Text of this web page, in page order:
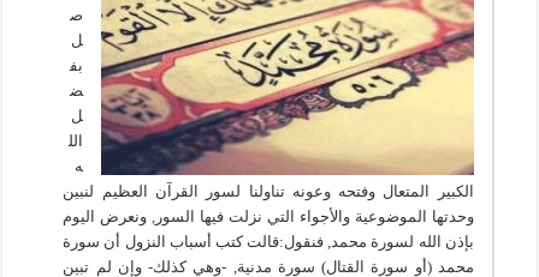
ص
ل
بف
ض
ل
الل
ه
الكبير المتعال وفتحه وعونه تناولنا لسور القرآن العظيم لنبين
وحدتها الموضوعية والأجواء التي نزلت فيها السور, ونعرض اليوم
بإذن الله لسورة محمد, فنقول:قالت كتب أسباب النزول أن سورة
محمد (أو سورة القتال) سورة مدنية, -وهي كذلك- وإن لم تبين